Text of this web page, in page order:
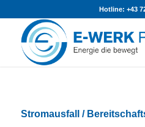
Hotline: +43
Stromausfall /